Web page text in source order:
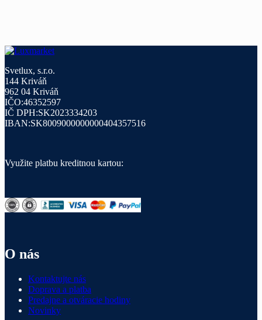
Svetlux, s.r.o.
144 Kriváň
962 04 Kriváň
IČO:46352597
IČ DPH:SK2023334203
IBAN:SK8009000000000404357516
Využite platbu kreditnou kartou:
O nás
Kontaktujte nás
Doprava a platba
Predajne a otváracie hodiny
Novinky